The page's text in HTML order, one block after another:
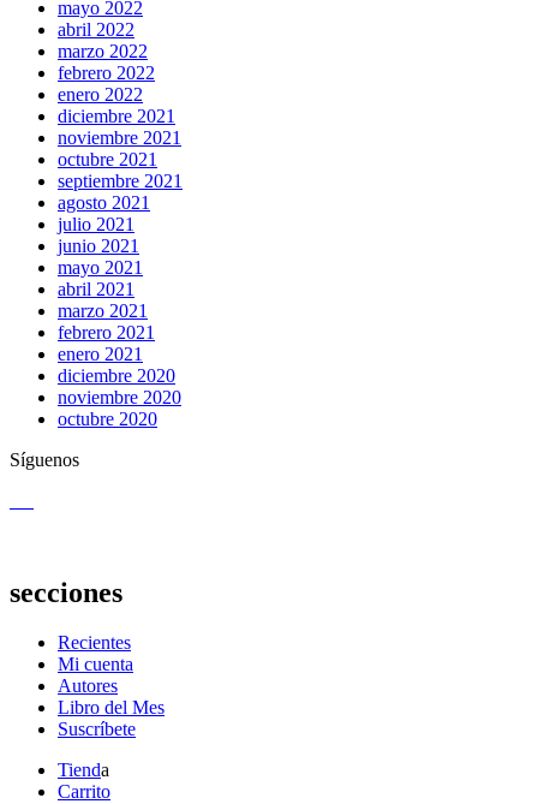
mayo 2022
abril 2022
marzo 2022
febrero 2022
enero 2022
diciembre 2021
noviembre 2021
octubre 2021
septiembre 2021
agosto 2021
julio 2021
junio 2021
mayo 2021
abril 2021
marzo 2021
febrero 2021
enero 2021
diciembre 2020
noviembre 2020
octubre 2020
Síguenos
secciones
Recientes
Mi cuenta
Autores
Libro del Mes
Suscríbete
Tienda
Carrito